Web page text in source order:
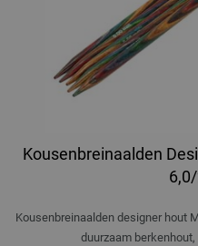
Kousenbreinaalden
Kousenbreinaalden designer hout
duurzaam